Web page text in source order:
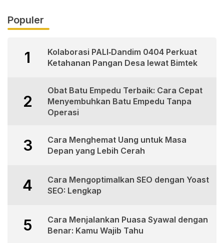
Populer
1
Kolaborasi PALI‑Dandim 0404 Perkuat
Ketahanan Pangan Desa lewat Bimtek
2
Obat Batu Empedu Terbaik: Cara Cepat
Menyembuhkan Batu Empedu Tanpa
Operasi
3
Cara Menghemat Uang untuk Masa
Depan yang Lebih Cerah
4
Cara Mengoptimalkan SEO dengan Yoast
SEO: Lengkap
5
Cara Menjalankan Puasa Syawal dengan
Benar: Kamu Wajib Tahu